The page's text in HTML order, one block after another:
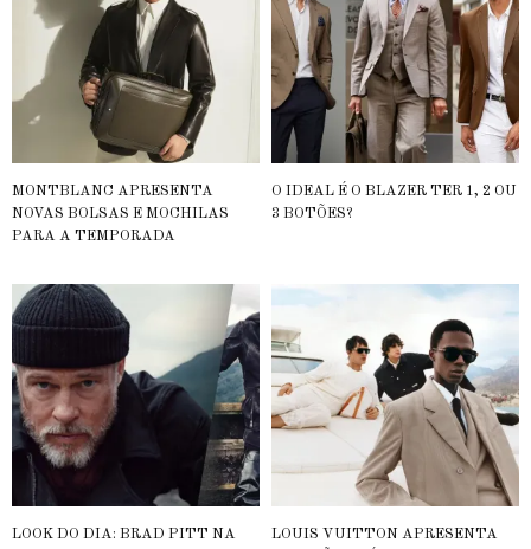
MONTBLANC APRESENTA
NOVAS BOLSAS E MOCHILAS
PARA A TEMPORADA
O IDEAL É O BLAZER TER 1, 2 OU
3 BOTÕES?
LOOK DO DIA: BRAD PITT NA
LOUIS VUITTON APRESENTA